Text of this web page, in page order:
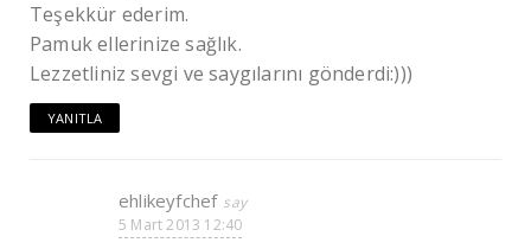
Teşekkür ederim.
Pamuk ellerinize sağlık.
Lezzetliniz sevgi ve saygılarını gönderdi:)))
YANITLA
ehlikeyfchef
5 Mart 2013 12:40